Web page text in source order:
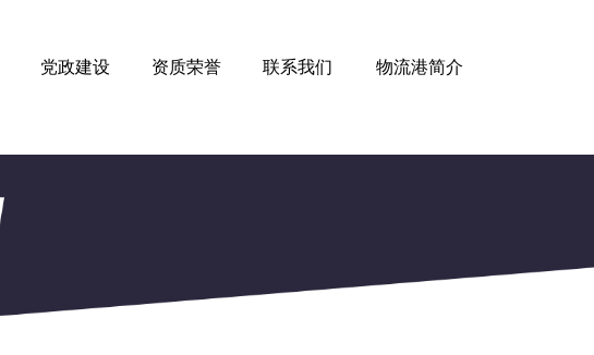
党政建设 资质荣誉 联系我们 物流港简介